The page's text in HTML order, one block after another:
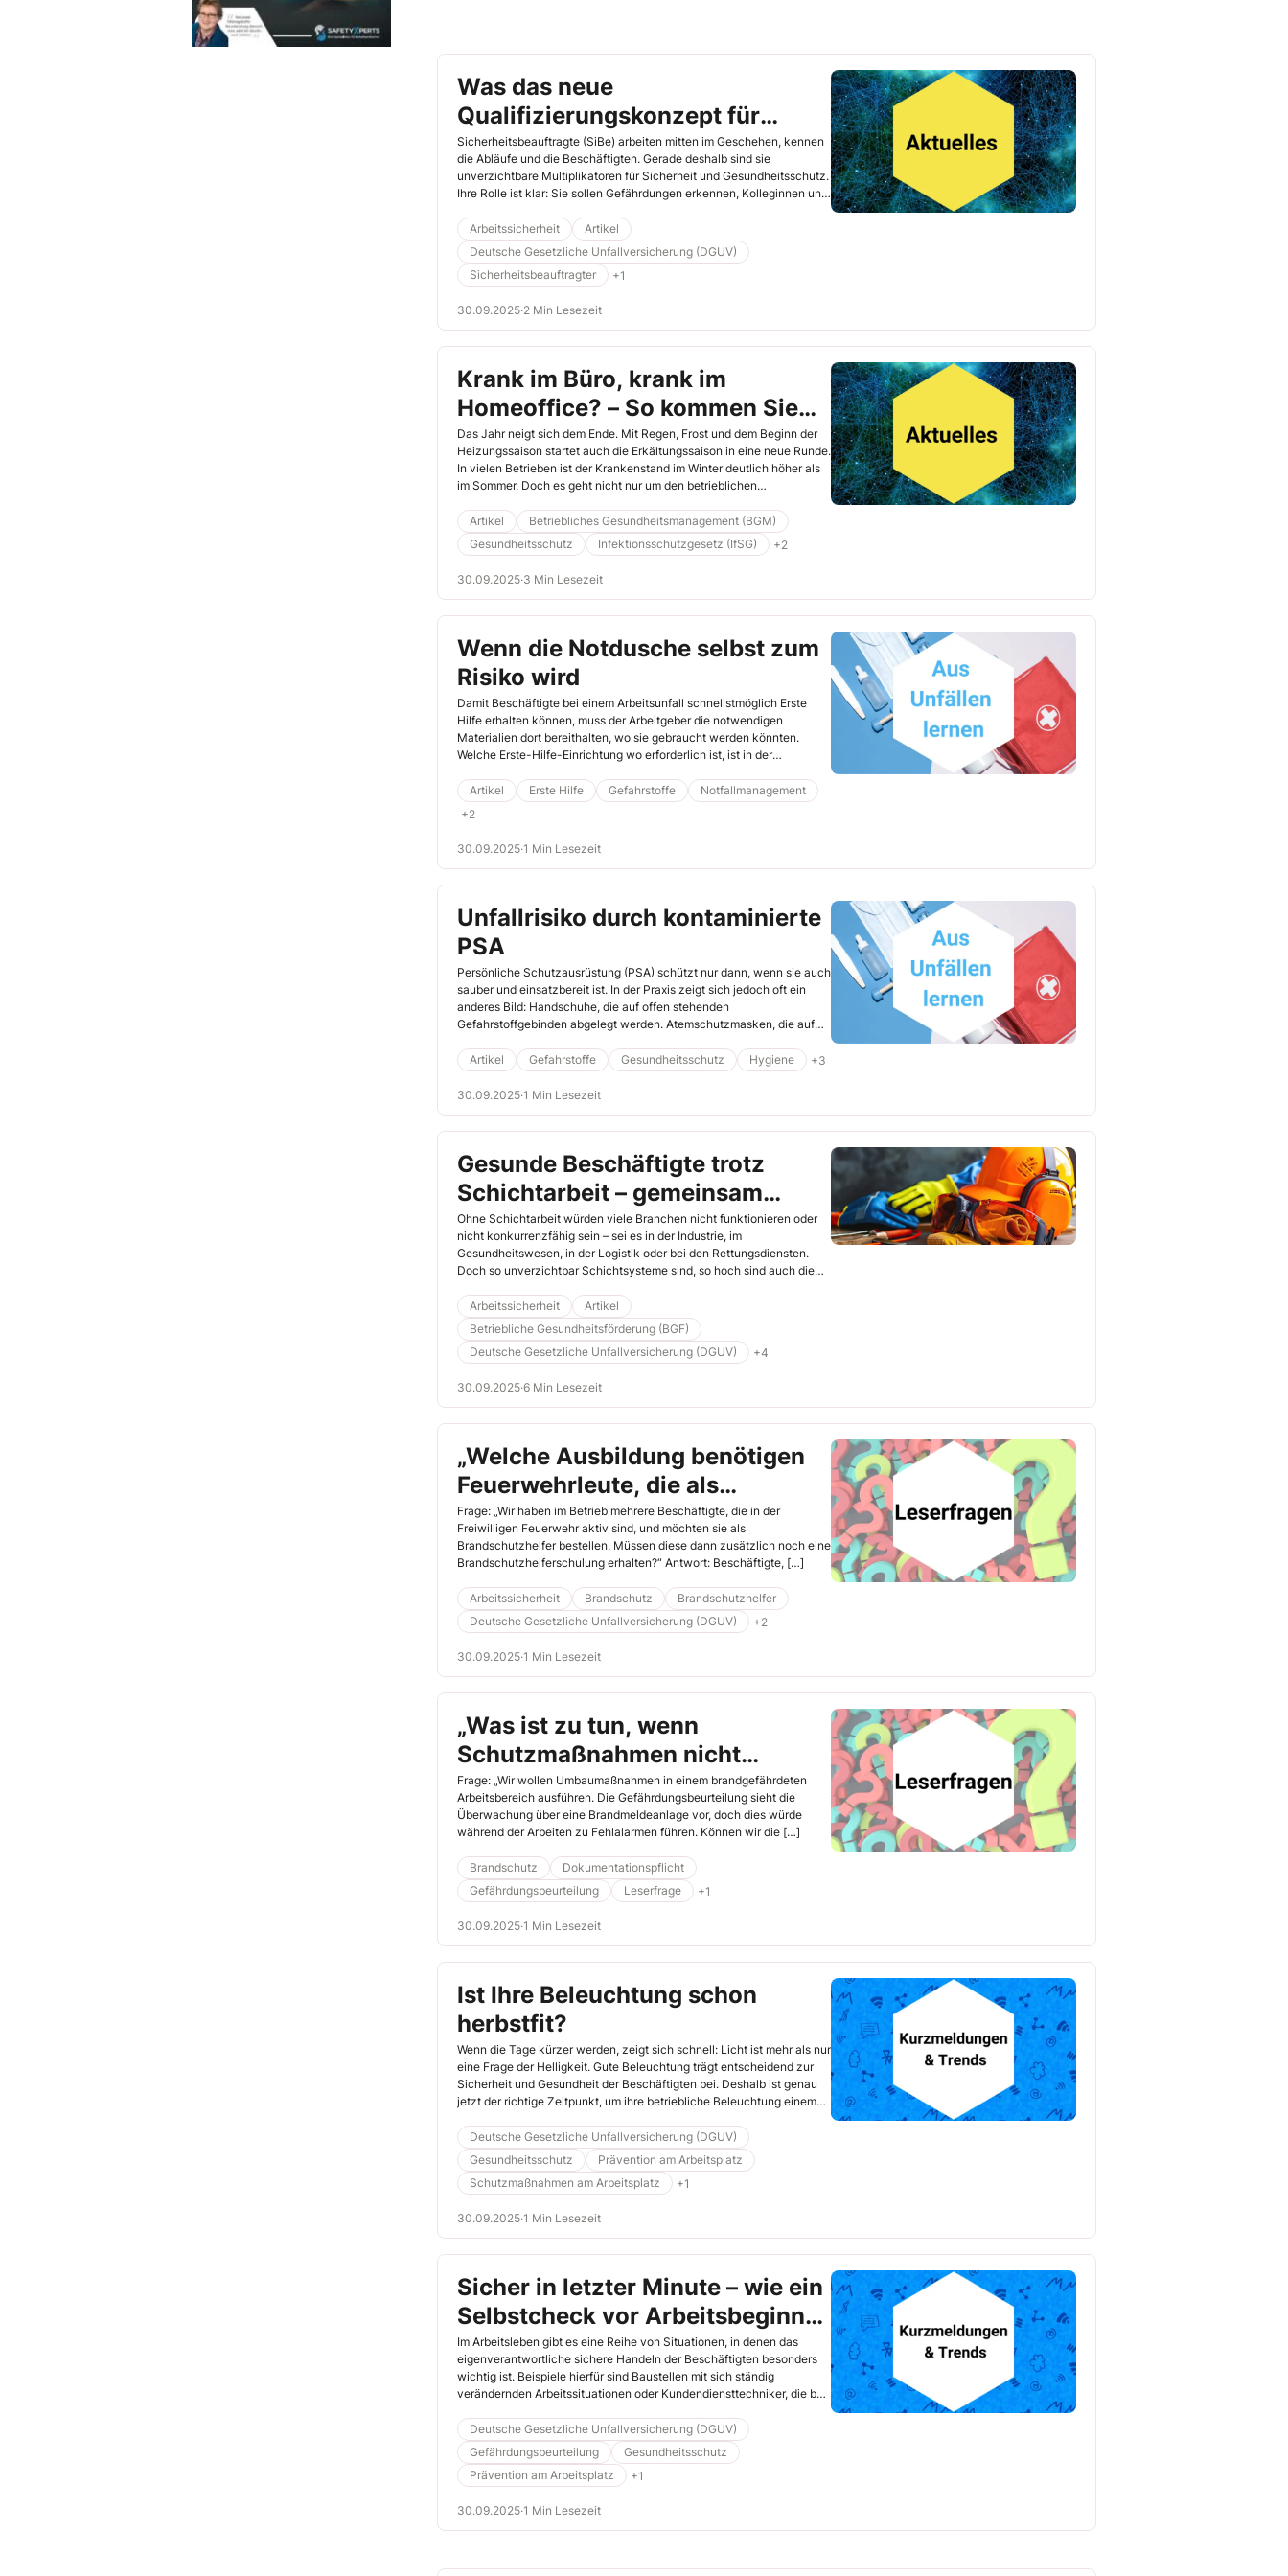
Was das neue
Qualifizierungskonzept für
Sicherheitsbeauftragte für
Betriebe bedeutet
Sicherheitsbeauftragte (SiBe) arbeiten mitten im Geschehen, kennen
die Abläufe und die Beschäftigten. Gerade deshalb sind sie
unverzichtbare Multiplikatoren für Sicherheit und Gesundheitsschutz.
Ihre Rolle ist klar: Sie sollen Gefährdungen erkennen, Kolleginnen und
die Führungskräfte unterstützen. Doch die Praxis zeigt: Was sich
einfach anhört, kann in der konkreten Situation ganz schön
herausfordernd sein. Der neue DGUV-Grundsatz 311-004 legt nun
erstmalig konkrete Anforderungen an die Grundausbildung von SiBe
Arbeitssicherheit
Artikel
Deutsche Gesetzliche Unfallversicherung (DGUV)
Sicherheitsbeauftragter
+1
30.09.2025·2 Min Lesezeit
Krank im Büro, krank im
Homeoffice? – So kommen Sie
gesund durch die
Erkältungssaison
Das Jahr neigt sich dem Ende. Mit Regen, Frost und dem Beginn der
Heizungssaison startet auch die Erkältungssaison in eine neue Runde.
In vielen Betrieben ist der Krankenstand im Winter deutlich höher als
im Sommer. Doch es geht nicht nur um den betrieblichen
psychischen Belastungen. Denn wenn viele krank sind, steigt die
Arbeitslast für die verbleibenden Kolleginnen und Kollegen. Stress,
Überstunden und schlechte Stimmung sind oft die Folge. Umso
wichtiger ist es, Ansteckung zu vermeiden, Belastung zu reduzieren
Artikel
Betriebliches Gesundheitsmanagement (BGM)
Gesundheitsschutz
Infektionsschutzgesetz (IfSG) +2
30.09.2025·3 Min Lesezeit
Wenn die Notdusche selbst zum
Risiko wird
Damit Beschäftigte bei einem Arbeitsunfall schnellstmöglich Erste
Hilfe erhalten können, muss der Arbeitgeber die notwendigen
Materialien dort bereithalten, wo sie gebraucht werden könnten.
Welche Erste-Hilfe-Einrichtung wo erforderlich ist, ist in der
Standorte festzulegen. Wie wichtig es ist, zusätzlich einen Prozess zu
implementieren, der eine regelmäßige Prüfung und Wartung der
mittelständischen Betrieb.
Artikel Erste Hilfe Gefahrstoffe
Notfallmanagement
+2
30.09.2025·1 Min Lesezeit
Unfallrisiko durch kontaminierte
PSA
Persönliche Schutzausrüstung (PSA) schützt nur dann, wenn sie auch
sauber und einsatzbereit ist. In der Praxis zeigt sich jedoch oft ein
anderes Bild: Handschuhe, die auf offen stehenden
Gefahrstoffgebinden abgelegt werden. Atemschutzmasken, die auf
möchte man als Sifa nur den Kopf schütteln, denn was wie eine kleine
Nachlässigkeit aussieht, kann ernste Folgen haben.
Artikel Gefahrstoffe Gesundheitsschutz Hygiene +3
30.09.2025·1 Min Lesezeit
Gesunde Beschäftigte trotz
Schichtarbeit – gemeinsam
gegen die Belastung
Ohne Schichtarbeit würden viele Branchen nicht funktionieren oder
nicht konkurrenzfähig sein – sei es in der Industrie, im
Gesundheitswesen, in der Logistik oder bei den Rettungsdiensten.
Doch so unverzichtbar Schichtsysteme sind, so hoch sind auch die
krank und erhöht bestehende Unfallrisiken. Vor allem ältere
Beschäftigte haben ihre Probleme mit dem wechselnden Tag-Nacht-
Rhythmus. Durch den demografischen Wandel wird die gesunde
Gestaltung von Schichtarbeit damit unverzichtbar, um wertvolle
Arbeitssicherheit
Artikel
Betriebliche Gesundheitsförderung (BGF)
Deutsche Gesetzliche Unfallversicherung (DGUV)
+4
30.09.2025·6 Min Lesezeit
„Welche Ausbildung benötigen
Feuerwehrleute, die als
Brandschutzhelfer bestellt
werden?“
Frage: „Wir haben im Betrieb mehrere Beschäftigte, die in der
Freiwilligen Feuerwehr aktiv sind, und möchten sie als
Brandschutzhelfer bestellen. Müssen diese dann zusätzlich noch eine
Brandschutzhelferschulung erhalten?“ Antwort: Beschäftigte, […]
Arbeitssicherheit Brandschutz
Brandschutzhelfer
Deutsche Gesetzliche Unfallversicherung (DGUV)
+2
30.09.2025·1 Min Lesezeit
„Was ist zu tun, wenn
Schutzmaßnahmen nicht
umgesetzt werden können?“
Frage: „Wir wollen Umbaumaßnahmen in einem brandgefährdeten
Arbeitsbereich ausführen. Die Gefährdungsbeurteilung sieht die
Überwachung über eine Brandmeldeanlage vor, doch dies würde
während der Arbeiten zu Fehlalarmen führen. Können wir die […]
Brandschutz
Dokumentationspflicht
Gefährdungsbeurteilung
Leserfrage +1
30.09.2025·1 Min Lesezeit
Ist Ihre Beleuchtung schon
herbstfit?
Wenn die Tage kürzer werden, zeigt sich schnell: Licht ist mehr als nur
eine Frage der Helligkeit. Gute Beleuchtung trägt entscheidend zur
Sicherheit und Gesundheit der Beschäftigten bei. Deshalb ist genau
jetzt der richtige Zeitpunkt, um ihre betriebliche Beleuchtung einem
Verkehrswege ausreichend ausgeleuchtet sind – innen wie außen.
Deutsche Gesetzliche Unfallversicherung (DGUV)
Gesundheitsschutz
Prävention am Arbeitsplatz
Schutzmaßnahmen am Arbeitsplatz
+1
30.09.2025·1 Min Lesezeit
Sicher in letzter Minute – wie ein
Selbstcheck vor Arbeitsbeginn
das Unfallrisiko senkt
Im Arbeitsleben gibt es eine Reihe von Situationen, in denen das
eigenverantwortliche sichere Handeln der Beschäftigten besonders
wichtig ist. Beispiele hierfür sind Baustellen mit sich ständig
verändernden Arbeitssituationen oder Kundendiensttechniker, die bei
Gefährdungsbeurteilung kann nicht jede Situation vorhersehen, der
die Beschäftigten dann gegenüberstehen. Mit der Last-Minute-Risk-
Analyse (LMRA) geben Sie den Beschäftigten ein wirksames
Instrument an die Hand, um die Sicherheit der eigenen Arbeit zu
Deutsche Gesetzliche Unfallversicherung (DGUV)
Gefährdungsbeurteilung
Gesundheitsschutz
Prävention am Arbeitsplatz
+1
30.09.2025·1 Min Lesezeit